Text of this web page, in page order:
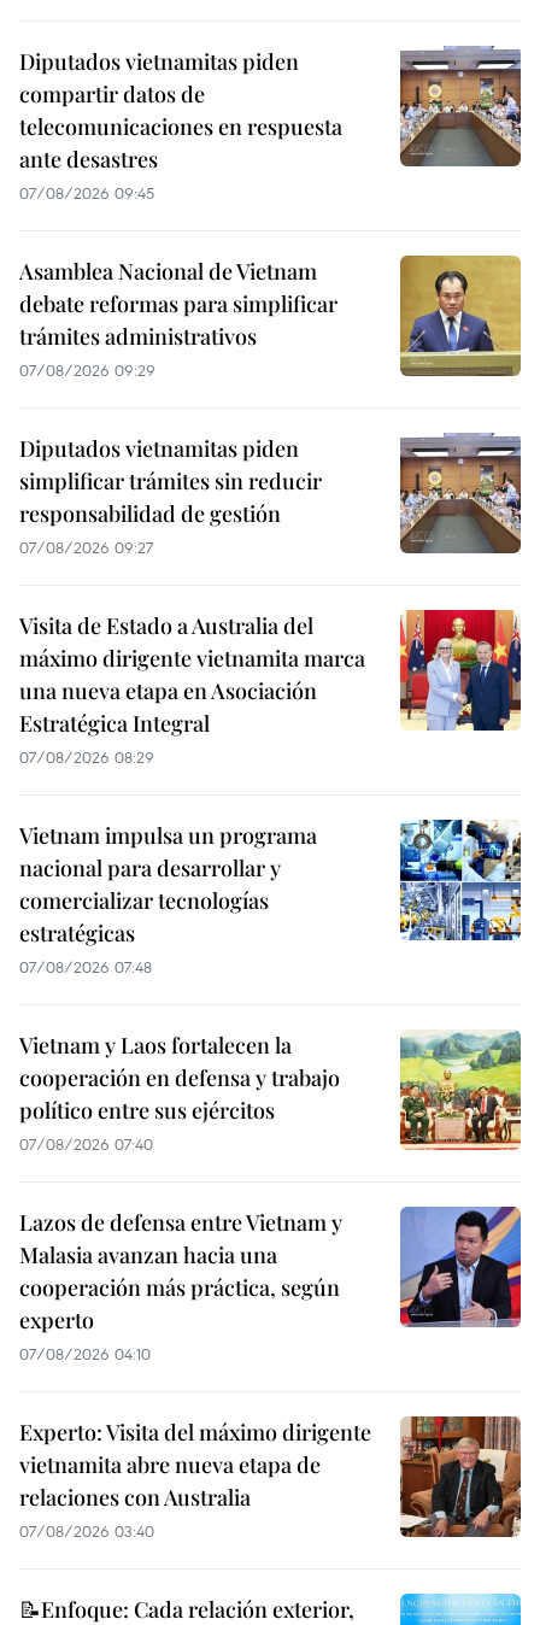
Diputados vietnamitas piden
compartir datos de
telecomunicaciones en respuesta
ante desastres
07/08/2026 09:45
Asamblea Nacional de Vietnam
debate reformas para simplificar
trámites administrativos
07/08/2026 09:29
Diputados vietnamitas piden
simplificar trámites sin reducir
responsabilidad de gestión
07/08/2026 09:27
Visita de Estado a Australia del
máximo dirigente vietnamita marca
una nueva etapa en Asociación
Estratégica Integral
07/08/2026 08:29
Vietnam impulsa un programa
nacional para desarrollar y
comercializar tecnologías
estratégicas
07/08/2026 07:48
Vietnam y Laos fortalecen la
cooperación en defensa y trabajo
político entre sus ejércitos
07/08/2026 07:40
Lazos de defensa entre Vietnam y
Malasia avanzan hacia una
cooperación más práctica, según
experto
07/08/2026 04:10
Experto: Visita del máximo dirigente
vietnamita abre nueva etapa de
relaciones con Australia
07/08/2026 03:40
📝Enfoque: Cada relación exterior,